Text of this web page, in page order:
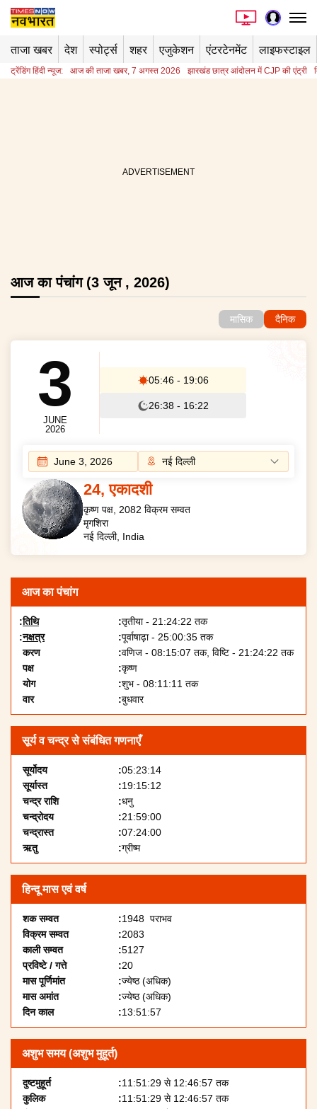
ताजा खबर देश स्पोर्ट्स शहर एजुकेशन एंटरटेनमेंट लाइफस्टाइल
ट्रेंडिंग हिंदी न्यूज: आज की ताजा खबर, 7 अगस्त 2026 झारखंड छात्र आंदोलन में CJP की एंट्री
आज का पंचांग (3 जून , 2026)
मासिक दैनिक
3
JUNE
2026
05:46- 19:06
26:38 - 16:22
June 3, 2026
24, एकादशी
कृष्ण पक्ष, 2082 विक्रम सम्वत
मृगशिरा
नई दिल्ली, India
आज का पंचांग
तिथि
तृतीया - 21:24:22 तक
नक्षत्र
पूर्वाषाढ़ा - 25:00:35 तक
करण
वणिज - 08:15:07 तक, विष्टि - 21:24:22 तक
पक्ष
कृष्ण
योग
शुभ - 08:11:11 तक
वार
बुधवार
सूर्य व चन्द्र से संबंधित गणनाएँ
सूर्योदय
05:23:14
सूर्यास्त
19:15:12
चन्द्र राशि
धनु
चन्द्रोदय
21:59:00
चन्द्रास्त
07:24:00
ऋतु
ग्रीष्म
हिन्दू मास एवं वर्ष
शक सम्वत
1948 पराभव
विक्रम सम्वत
2083
काली सम्वत
5127
प्रविष्टे / गत्ते
20
मास पूर्णिमांत
ज्येष्ठ (अधिक)
मास अमांत
ज्येष्ठ (अधिक)
दिन काल
13:51:57
अशुभ समय (अशुभ मुहूर्त)
दुष्टमुहूर्त
11:51:29 से 12:46:57 तक
कुलिक
11:51:29 से 12:46:57 तक